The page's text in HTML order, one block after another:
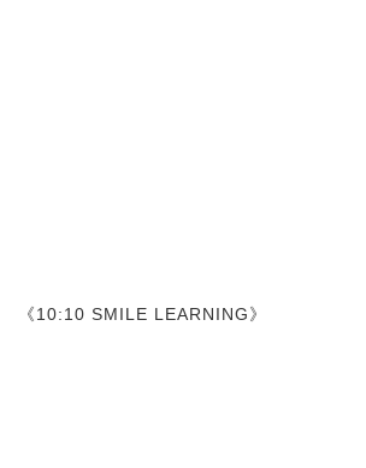
《10:10 SMILE LEARNING》